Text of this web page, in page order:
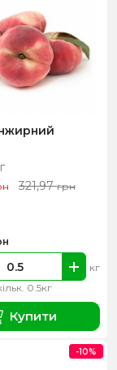
321,97грн
0.5кг
кг
Купити
-10%